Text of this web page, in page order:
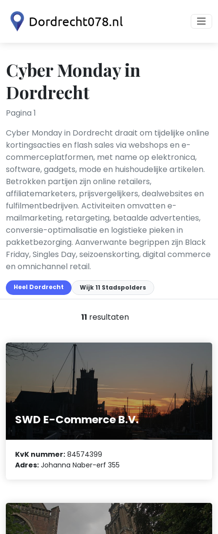
Cyber Monday in
Dordrecht
Pagina 1
Cyber Monday in Dordrecht draait om tijdelijke online
kortingsacties en flash sales via webshops en e-
commerceplatformen, met name op elektronica,
software, gadgets, mode en huishoudelijke artikelen.
Betrokken partijen zijn online retailers,
affiliatemarketers, prijsvergelijkers, dealwebsites en
fulfilmentbedrijven. Activiteiten omvatten e-
mailmarketing, retargeting, betaalde advertenties,
conversie-optimalisatie en logistieke pieken in
pakketbezorging. Aanverwante begrippen zijn Black
Friday, Singles Day, seizoenskorting, digital commerce
en omnichannel retail.
Heel Dordrecht Wijk 11 Stadspolders
11 resultaten
SWD E-Commerce B.V.
KvK nummer: 84574399
Adres: Johanna Naber-erf 355